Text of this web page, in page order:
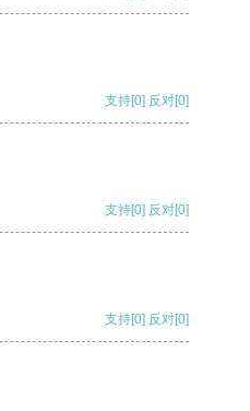
支持[0] 反对[0]
支持[0] 反对[0]
支持[0] 反对[0]